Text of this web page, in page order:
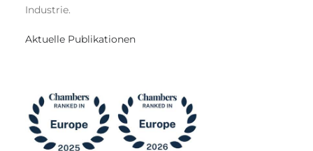
Industrie.
Aktuelle Publikationen